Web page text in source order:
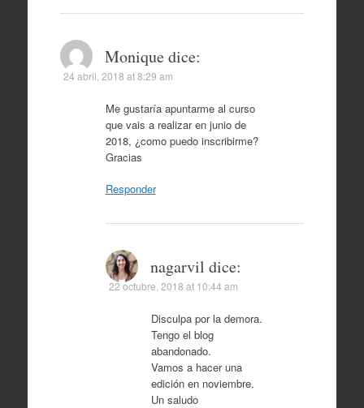
Monique dice:
24 abril, 2018 at 8:29 am
Me gustaría apuntarme al curso
que vais a realizar en junio de
2018, ¿como puedo inscribirme?
Gracias
Responder
nagarvil dice:
22 octubre, 2018 at 10:44 am
Disculpa por la demora.
Tengo el blog
abandonado.
Vamos a hacer una
edición en noviembre.
Un saludo